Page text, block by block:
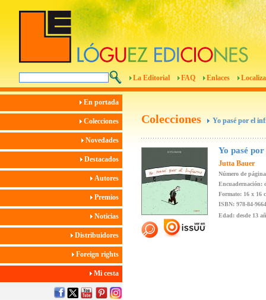
La Editorial FAQ Enlaces
En portada
Colecciones
Novedades
Destacados
Autores
Premios
Noticias
Distribuidores
Foreign rights
Mi cesta
Colecciones Yo pasé por el
Yo pasé
Jutta Bauer
Número de
Encuadernación:
Formato: 16 x 16
ISBN: 978-84-
Edad: desde 13